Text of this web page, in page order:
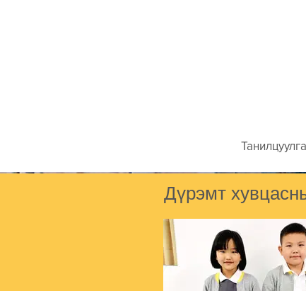
Танилцуулга
Дүрэмт